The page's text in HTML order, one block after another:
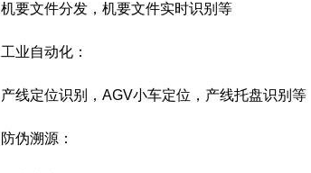
机要文件分发，机要文件实时识别等
工业自动化：
产线定位识别，AGV小车定位，产线托盘识别等
防伪溯源：